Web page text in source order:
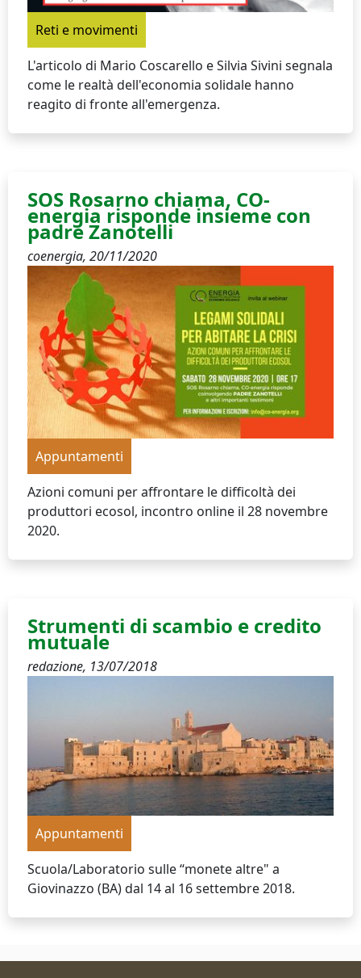
Reti e movimenti
L'articolo di Mario Coscarello e Silvia Sivini segnala
come le realtà dell'economia solidale hanno
reagito di fronte all'emergenza.
SOS Rosarno chiama, CO-
energia risponde insieme con
padre Zanotelli
coenergia, 20/11/2020
Appuntamenti
Azioni comuni per affrontare le difficoltà dei
produttori ecosol, incontro online il 28 novembre
2020.
Strumenti di scambio e credito
mutuale
redazione, 13/07/2018
Appuntamenti
Scuola/Laboratorio sulle “monete altre" a
Giovinazzo (BA) dal 14 al 16 settembre 2018.